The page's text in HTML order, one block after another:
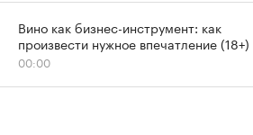
Вино как бизнес-инструмент: как
произвести нужное впечатление (18+)
00:00